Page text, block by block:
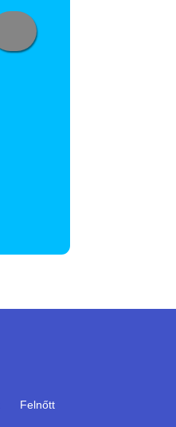
Felnőtt